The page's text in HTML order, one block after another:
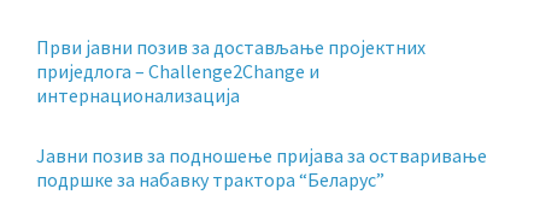
Први јавни позив за достављање пројектних
приједлога – Challenge2Change и
интернационализација
Јавни позив за подношење пријава за остваривање
подршке за набавку трактора “Беларус”